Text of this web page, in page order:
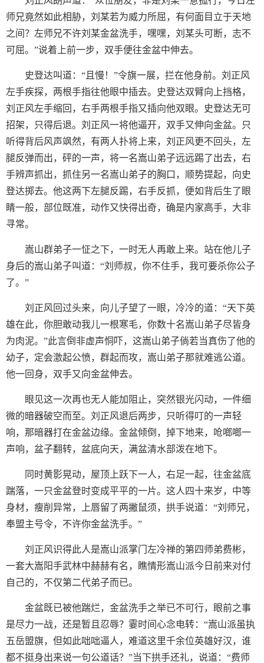
师兄竟然如此相胁，刘某若为威力所屈，有何面目立于天地
之间？左师兄不许刘某金盆洗手，嘿嘿，刘某头可断，志不
可屈。”说着上前一步，双手便往金盆中伸去。
史登达叫道：“且慢！”令旗一展，拦在他身前。刘正风
左手疾探，两根手指往他眼中插去。史登达双臂向上挡格，
刘正风左手缩回，右手两根手指又插向他双眼。史登达无可
招架，只得后退。刘正风一将他逼开，双手又伸向金盆。只
听得背后风声飒然，有两人扑将上来，刘正风更不回头，左
腿反弹而出，砰的一声，将一名嵩山弟子远远踢了出去，右
手辨声抓出，抓住另一名嵩山弟子的胸口，顺势提起，向史
登达掷去。他这两下左腿反踢，右手反抓，便如背后生了眼
睛一般，部位既准，动作又快得出奇，确是内家高手，大非
寻常。
嵩山群弟子一怔之下，一时无人再敢上来。站在他儿子
身后的嵩山弟子叫道：“刘师叔，你不住手，我可要杀你公子
了。”
刘正风回过头来，向儿子望了一眼，冷冷的道：“天下英
雄在此，你胆敢动我儿一根寒毛，你数十名嵩山弟子尽皆身
为肉泥。”此言倒非虚声恫吓，这嵩山弟子倘若当真伤了他的
幼子，定会激起公愤，群起而攻，嵩山弟子那就难逃公道。
他一回身，双手又向金盆伸去。
眼见这一次再也无人能加阻止，突然银光闪动，一件细
微的暗器破空而至。刘正风退后两步，只听得叮的一声轻
响，那暗器打在金盆边缘。金盆倾倒，掉下地来，呛啷啷一
声响，盆子翻转，盆底向天，满盆清水部泼在地下。
同时黄影晃动，屋顶上跃下一人，右足一起，往金盆底
踹落，一只金盆登时变成平平的一片。这人四十来岁，中等
身材，瘦削异常，上唇留了两撇鼠须，拱手说道：“刘师兄，
奉盟主号令，不许你金盆洗手。”
刘正风识得此人是嵩山派掌门左冷禅的第四师弟费彬，
一套大嵩阳手武林中赫赫有名，瞧情形嵩山派今日前来对付
自己的，不仅第二代弟子而已。
金盆既已被他踹烂，金盆洗手之举已不可行，眼前之事
是尽力一战，还是暂且忍辱？霎时间心念电转：“嵩山派虽执
五岳盟旗，但如此咄咄逼人，难道这里千余位英雄好汉，谁
都不挺身出来说一句公道话？”当下拱手还礼，说道：“费师